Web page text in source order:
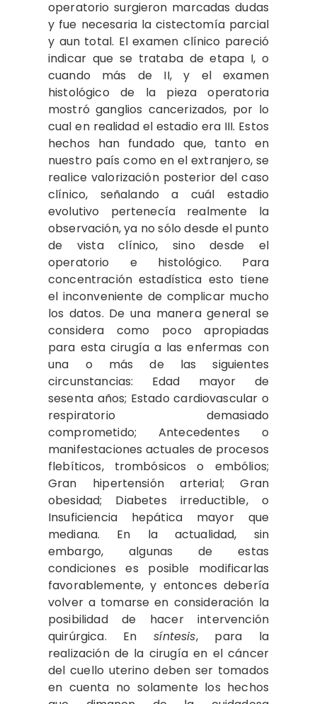
operatorio surgieron marcadas dudas
y fue necesaria la cistectomía parcial
y aun total. El examen clínico pareció
indicar que se trataba de etapa I, o
cuando más de II, y el examen
histológico de la pieza operatoria
mostró ganglios cancerizados, por lo
cual en realidad el estadio era III. Estos
hechos han fundado que, tanto en
nuestro país como en el extranjero, se
realice valorización posterior del caso
clínico, señalando a cuál estadio
evolutivo pertenecía realmente la
observación, ya no sólo desde el punto
de vista clínico, sino desde el
operatorio e histológico. Para
concentración estadística esto tiene
el inconveniente de complicar mucho
los datos. De una manera general se
considera como poco apropiadas
para esta cirugía a las enfermas con
una o más de las siguientes
circunstancias: Edad mayor de
sesenta años; Estado cardiovascular o
respiratorio demasiado
comprometido; Antecedentes o
manifestaciones actuales de procesos
flebíticos, trombósicos o embólios;
Gran hipertensión arterial; Gran
obesidad; Diabetes irreductible, o
Insuficiencia hepática mayor que
mediana. En la actualidad, sin
embargo, algunas de estas
condiciones es posible modificarlas
favorablemente, y entonces debería
volver a tomarse en consideración la
posibilidad de hacer intervención
quirúrgica. Ensíntesis, para la
realización de la cirugía en el cáncer
del cuello uterino deben ser tomados
en cuenta no solamente los hechos